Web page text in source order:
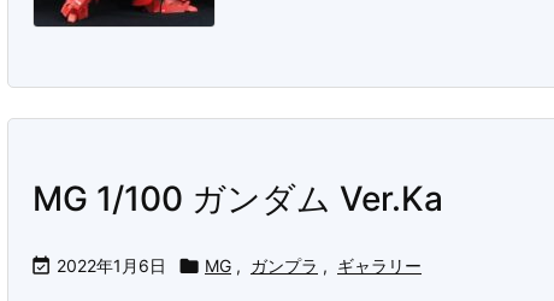
MG 1/100 ガンダム Ver.Ka
 2022年1月6日  MG , ガンプラ , ギャラリー